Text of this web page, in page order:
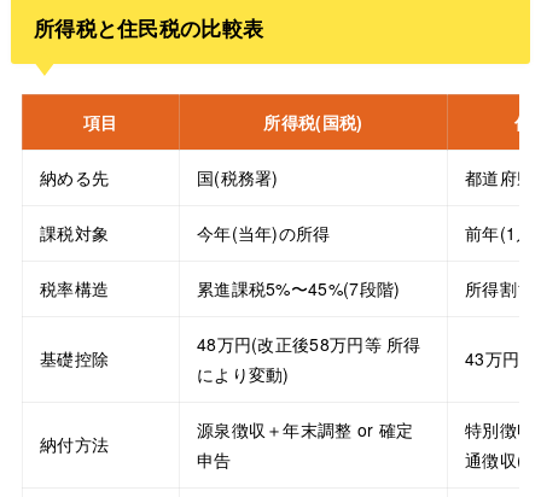
所得税と住民税の比較表
項目 所得税(国税) 住
納める先 国(税務署) 都道府県
課税対象 今年(当年)の所得 前年(1月
税率構造 累進課税5%〜45%(7段階) 所得割
基礎控除
48万円(改正後58万円等 所得
により変動)
43万円
納付方法
源泉徴収＋年末調整 or 確定
申告
特別徴収
通徴収(